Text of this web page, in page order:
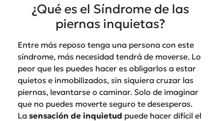
¿Qué es el Síndrome de las
piernas inquietas?
Entre más reposo tenga una persona con este
síndrome, más necesidad tendrá de moverse. Lo
peor que les puedes hacer es obligarlos a estar
quietos e inmobilizados, sin siquiera cruzar las
piernas, levantarse o caminar. Solo de imaginar
que no puedes moverte seguro te desesperas.
La sensación de inquietud puede hacer difícil el